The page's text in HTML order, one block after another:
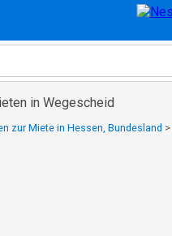
in Wegescheid
zur Miete in Hessen, Bundesland >